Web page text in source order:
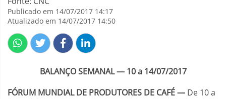
Publicado em 14/07/2017 14:17
Atualizado em 14/07/2017 14:50
BALANÇO SEMANAL — 10 a 14/07/2017
FÓRUM MUNDIAL DE PRODUTORES DE CAFÉ— De 10 a